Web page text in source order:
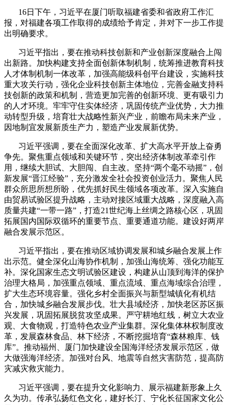
16日下午，习近平在厦门听取福建省委和省政府工作汇
报，对福建各项工作取得的成绩给予肯定，并对下一步工作提
出明确要求。
习近平指出，要在推动科技创新和产业创新深度融合上闯
出新路。加快构建支持全面创新体制机制，统筹推进教育科技
人才体制机制一体改革，加强高能级科创平台建设，实施科技
重大攻关行动，强化企业科技创新主体地位，完善金融支持科
技创新的政策和机制，营造更加完善的创新环境、更有吸引力
的人才环境。牢牢守住实体经济，巩固传统产业优势，大力推
动转型升级，培育壮大战略性新兴产业，前瞻布局未来产业，
因地制宜发展新质生产力，塑造产业发展新优势。
习近平强调，要在全面深化改革、扩大高水平开放上奋勇
争先。聚焦重点领域和关键环节，突出经济体制改革牵引作
用，继续大胆试、大胆闯、自主改。坚持“两个毫不动摇”，创
新发展“晋江经验”，充分激发全社会投资创业活力。聚焦人民
群众所思所想所盼，优先抓好民生领域各项改革。深入实施自
由贸易试验区提升战略，主动对接区域重大战略，深度融入高
质量共建“一带一路”，打造21世纪海上丝绸之路核心区，巩固
拓展国内国际双循环的重要节点、重要通道功能。建设好两岸
融合发展示范区。
习近平指出，要在推动区域协调发展和城乡融合发展上作
出示范。健全深化山海协作机制，加强山海统筹、强化功能互
补。深化国家生态文明试验区建设，构建从山顶到海洋的保护
治理大格局，加强重点领域、重点流域、重点海域综合治理，
扩大生态环境容量。强化乡村全面振兴与新型城镇化有机结
合，加快城乡融合发展步伐。壮大县域经济，加快老区苏区振
兴发展，巩固拓展脱贫攻坚成果。严守耕地红线，树立大农业
观、大食物观，打造特色农业产业集群。深化集体林权制度改
革，发展森林食品、林下经济，不断挖掘培育“森林粮库、钱
库”。推动福州、厦门加快建设全国海洋经济发展示范区，做
大做强海洋经济。加强对台风、地震等自然灾害防范，提高防
灾减灾救灾能力。
习近平强调，要在提升文化影响力、展示福建新形象上久
久为功。传承弘扬红色文化，建好长汀、宁化长征国家文化公